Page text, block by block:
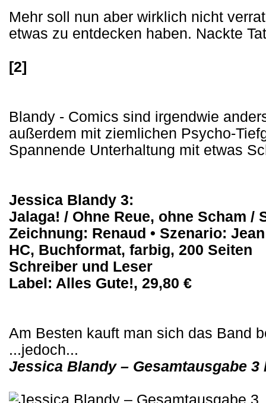
Mehr soll nun aber wirklich nicht
etwas zu entdecken haben. Nackte
[2]
Blandy - Comics sind irgendwie
außerdem mit ziemlichen Psycho-
Spannende Unterhaltung mit etwas
Jessica Blandy 3:
Jalaga! / Ohne Reue, ohne Scham /
Zeichnung: Renaud • Szenario:
HC, Buchformat, farbig, 200 Seiten
Schreiber und Leser
Label: Alles Gute!, 29,80 €
Am Besten kauft man sich das Band
...jedoch...
Jessica Blandy – Gesamtausgabe